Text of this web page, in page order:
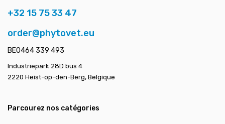
+32 15 75 33 47
order@phytovet.eu
BE0464 339 493
Industriepark 28D bus 4
2220 Heist-op-den-Berg, Belgique
Parcourez nos catégories